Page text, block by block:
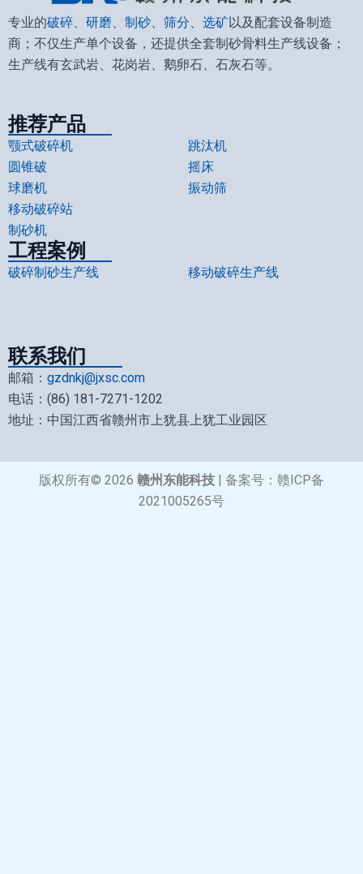
专业的破碎、 研磨、 制砂、 筛分、 选矿以及配套设备制造
商；不仅生产单个设备，还提供全套制砂骨料生产线设备；
生产线有玄武岩、花岗岩、鹅卵石、石灰石等。
推荐产品
颚式破碎机
圆锥破
球磨机
移动破碎站
制砂机
跳汰机
摇床
振动筛
工程案例
破碎制砂生产线 移动破碎生产线
联系我们
邮箱： gzdnkj@jxsc.com
电话：(86) 181-7271-1202
地址：中国江西省赣州市上犹县上犹工业园区
版权所有© 2026 赣州东能科技 | 备案号： 赣ICP备
2021005265号